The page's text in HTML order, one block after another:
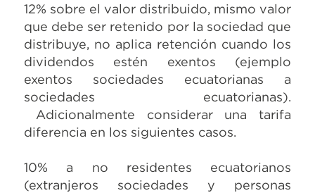
12% sobre el valor distribuido, mismo valor
que debe ser retenido por la sociedad que
distribuye, no aplica retención cuando los
dividendos estén exentos (ejemplo
exentos sociedades ecuatorianas a
sociedades ecuatorianas).
Adicionalmente considerar una tarifa
diferencia en los siguientes casos.
10% a no residentes ecuatorianos
(extranjeros sociedades y personas